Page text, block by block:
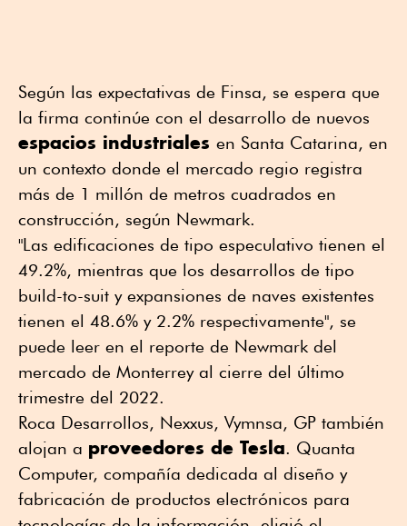
Según las expectativas de Finsa, se espera que
la firma continúe con el desarrollo de nuevos
espacios industriales en Santa Catarina, en
un contexto donde el mercado regio registra
más de 1 millón de metros cuadrados en
construcción, según Newmark.
"Las edificaciones de tipo especulativo tienen el
49.2%, mientras que los desarrollos de tipo
build-to-suit y expansiones de naves existentes
tienen el 48.6% y 2.2% respectivamente", se
puede leer en el reporte de Newmark del
mercado de Monterrey al cierre del último
trimestre del 2022.
Roca Desarrollos, Nexxus, Vymnsa, GP también
alojan a proveedores de Tesla. Quanta
Computer, compañía dedicada al diseño y
fabricación de productos electrónicos para